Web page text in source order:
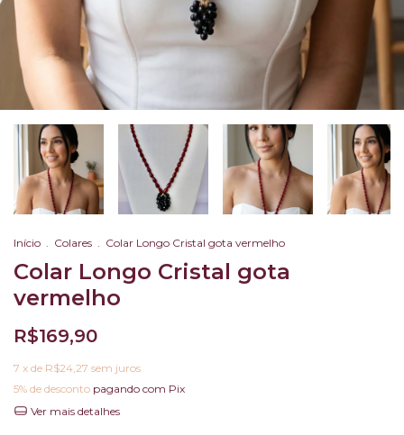
Início Colares Colar Longo Cristal gota vermelho
Colar Longo Cristal gota
vermelho
R$169,90
7 x de R$24,27 sem juros
5% de desconto pagando com Pix
Ver mais detalhes